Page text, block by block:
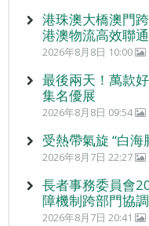
港珠澳大橋澳門
港澳物流高效聯通
2026年8月8日 10:00
最後兩天！萬款
集名優展
2026年8月8日 09:54
受熱帶氣旋 “白
2026年8月7日 22:27
長者事務委員會
障機制跨部門協
2026年8月7日 20:41